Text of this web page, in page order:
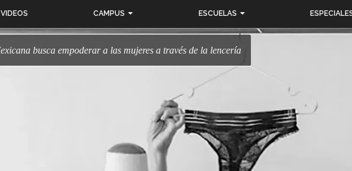
VIDEOS CAMPUS ESCUELAS
Mexicana busca empoderar a las mujeres a través de la lencería